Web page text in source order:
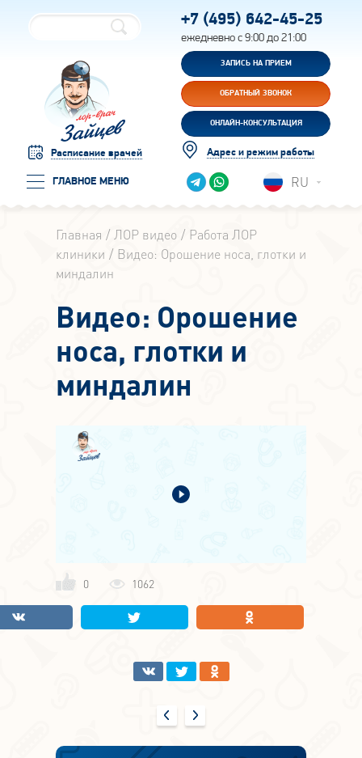
Расписание врачей
ГЛАВНОЕ МЕНЮ
+7 (495) 642-45-25
ежедневно с 9:00 до 21:00
ЗАПИСЬ НА ПРИЕМ
ОБРАТНЫЙ ЗВОНОК
ОНЛАЙН-КОНСУЛЬТАЦИЯ
Адрес и режим работы
RU
Главная ЛОР видео
Работа ЛОР
клиники
Видео: Орошение носа, глотки и
миндалин
Видео: Орошение
носа, глотки и
миндалин
0 1062